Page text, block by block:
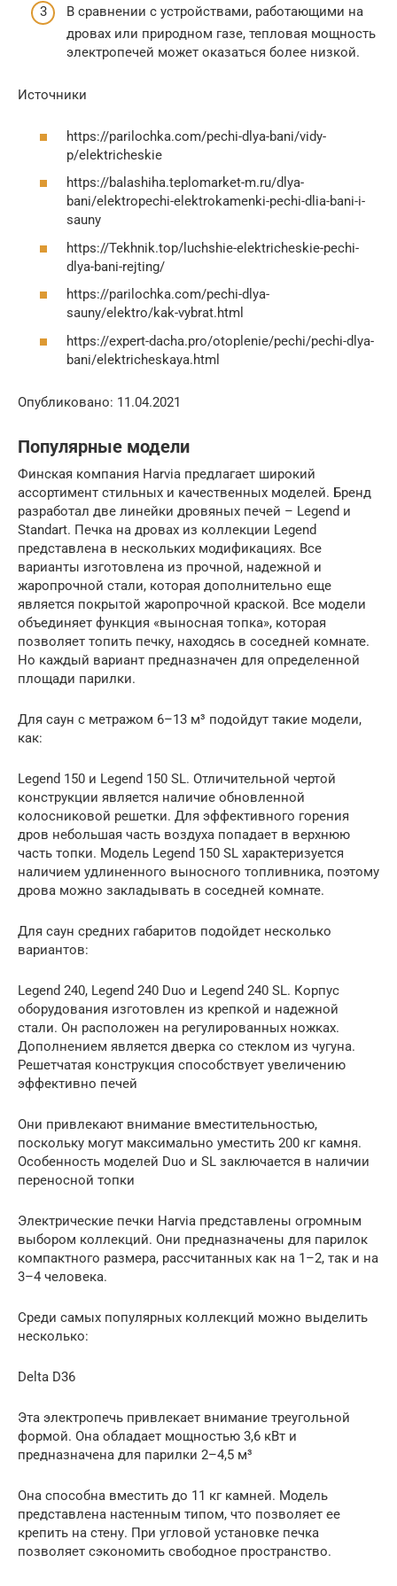
В сравнении с устройствами, работающими на
дровах или природном газе, тепловая мощность
электропечей может оказаться более низкой.
Источники
https://parilochka.com/pechi-dlya-bani/vidy-
p/elektricheskie
https://balashiha.teplomarket-m.ru/dlya-
bani/elektropechi-elektrokamenki-pechi-dlia-bani-i-
sauny
https://Tekhnik.top/luchshie-elektricheskie-pechi-
dlya-bani-rejting/
https://parilochka.com/pechi-dlya-
sauny/elektro/kak-vybrat.html
https://expert-dacha.pro/otoplenie/pechi/pechi-dlya-
bani/elektricheskaya.html
Опубликовано: 11.04.2021
Популярные модели
Финская компания Harvia предлагает широкий
ассортимент стильных и качественных моделей. Бренд
разработал две линейки дровяных печей – Legend и
Standart. Печка на дровах из коллекции Legend
представлена в нескольких модификациях. Все
варианты изготовлена из прочной, надежной и
жаропрочной стали, которая дополнительно еще
является покрытой жаропрочной краской. Все модели
объединяет функция «выносная топка», которая
позволяет топить печку, находясь в соседней комнате.
Но каждый вариант предназначен для определенной
площади парилки.
Для саун с метражом 6–13 м³ подойдут такие модели,
как:
Legend 150 и Legend 150 SL. Отличительной чертой
конструкции является наличие обновленной
колосниковой решетки. Для эффективного горения
дров небольшая часть воздуха попадает в верхнюю
часть топки. Модель Legend 150 SL характеризуется
наличием удлиненного выносного топливника, поэтому
дрова можно закладывать в соседней комнате.
Для саун средних габаритов подойдет несколько
вариантов:
Legend 240, Legend 240 Duo и Legend 240 SL. Корпус
оборудования изготовлен из крепкой и надежной
стали. Он расположен на регулированных ножках.
Дополнением является дверка со стеклом из чугуна.
Решетчатая конструкция способствует увеличению
эффективно печей
Они привлекают внимание вместительностью,
поскольку могут максимально уместить 200 кг камня.
Особенность моделей Duo и SL заключается в наличии
переносной топки
Электрические печки Harvia представлены огромным
выбором коллекций. Они предназначены для парилок
компактного размера, рассчитанных как на 1–2, так и на
3–4 человека.
Среди самых популярных коллекций можно выделить
несколько:
Delta D36
Эта электропечь привлекает внимание треугольной
формой. Она обладает мощностью 3,6 кВт и
предназначена для парилки 2–4,5 м³
Она способна вместить до 11 кг камней. Модель
представлена настенным типом, что позволяет ее
крепить на стену. При угловой установке печка
позволяет сэкономить свободное пространство.